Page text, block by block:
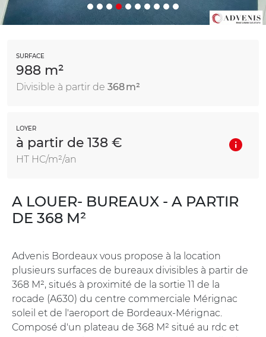
SURFACE
988 m²
Divisible à partir de 368 m²
LOYER
à partir de 138 €
HT HC/m²/an
A LOUER- BUREAUX - A PARTIR
DE 368 M²
Advenis Bordeaux vous propose à la location
plusieurs surfaces de bureaux divisibles à partir de
368 M², situés à proximité de la sortie 11 de la
rocade (A630) du centre commerciale Mérignac
soleil et de l'aeroport de Bordeaux-Mérignac.
Composé d'un plateau de 368 M² situé au rdc et